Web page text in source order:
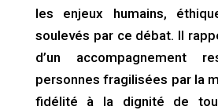
les enjeux humains,
soulevés par ce débat. Il
d’un accompagnement
personnes fragilisées par la
fidélité à la dignité de